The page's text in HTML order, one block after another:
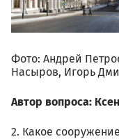
Фото: Андрей
Насыров, Игорь
Автор вопроса:
2. Какое